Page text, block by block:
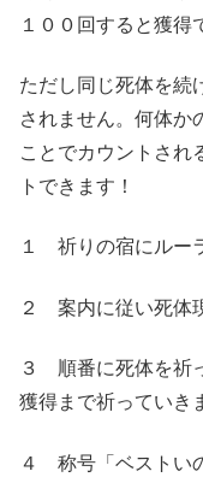
１００回すると獲得
ただし同じ死体を続
されません。何体か
ことでカウントされ
トできます！
１ 祈りの宿にルー
２ 案内に従い死体
３ 順番に死体を祈
獲得まで祈っていき
４ 称号「ベストい